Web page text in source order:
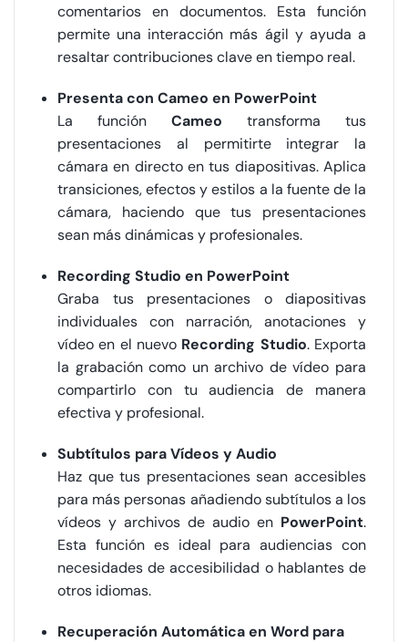
comentarios en documentos. Esta función
permite una interacción más ágil y ayuda a
resaltar contribuciones clave en tiempo real.
Presenta con Cameo en PowerPoint
La función Cameo transforma tus
presentaciones al permitirte integrar la
cámara en directo en tus diapositivas. Aplica
transiciones, efectos y estilos a la fuente de la
cámara, haciendo que tus presentaciones
sean más dinámicas y profesionales.
Recording Studio en PowerPoint
Graba tus presentaciones o diapositivas
individuales con narración, anotaciones y
vídeo en el nuevo Recording Studio. Exporta
la grabación como un archivo de vídeo para
compartirlo con tu audiencia de manera
efectiva y profesional.
Subtítulos para Vídeos y Audio
Haz que tus presentaciones sean accesibles
para más personas añadiendo subtítulos a los
vídeos y archivos de audio en PowerPoint.
Esta función es ideal para audiencias con
necesidades de accesibilidad o hablantes de
otros idiomas.
Recuperación Automática en Word para